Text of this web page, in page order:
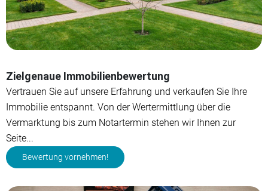
Zielgenaue Immobilienbewertung
Vertrauen Sie auf unsere Erfahrung und verkaufen Sie Ihre
Immobilie entspannt. Von der Wertermittlung über die
Vermarktung bis zum Notartermin stehen wir Ihnen zur
Seite...
Bewertung vornehmen!